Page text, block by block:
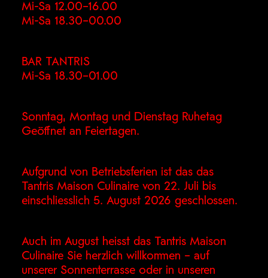
Mi-Sa 12.00–16.00
Mi-Sa 18.30–00.00
BAR TANTRIS
Mi-Sa 18.30–01.00
Sonntag, Montag und Dienstag Ruhetag
Geöffnet an Feiertagen.
Aufgrund von Betriebsferien ist das das
Tantris Maison Culinaire von 22. Juli bis
einschliesslich 5. August 2026 geschlossen.
Auch im August heisst das Tantris Maison
Culinaire Sie herzlich willkommen – auf
unserer Sonnenterrasse oder in unseren